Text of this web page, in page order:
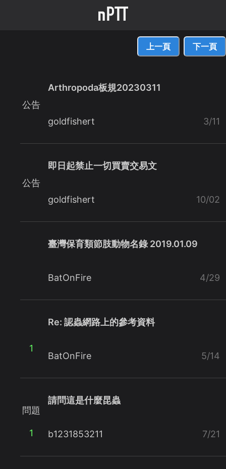
上一頁 下一頁
公告
Arthropoda板規20230311
goldfishert 3/11
公告
即日起禁止一切買賣交易文
goldfishert 10/02
臺灣保育類節肢動物名錄 2019.01.09
BatOnFire 4/29
1
Re: 認蟲網路上的參考資料
BatOnFire 5/14
問題
1
請問這是什麼昆蟲
b1231853211 7/21